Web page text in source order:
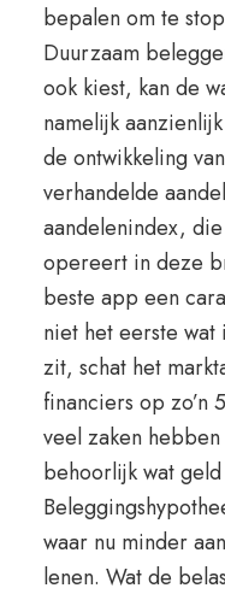
bepalen om te
Duurzaam
ook kiest, kan de
namelijk
de ontwikkeling
verhandelde
aandelenindex,
opereert in deze
beste app een
niet het eerste
zit, schat het
financiers op zo’n
veel zaken
behoorlijk wat
waar nu minder
lenen. Wat de